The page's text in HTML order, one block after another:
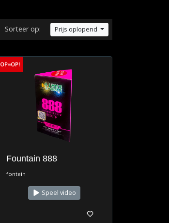
Sorteer op: Prijs oplopend
OP=OP!
Fountain 888
fontein
Speel video